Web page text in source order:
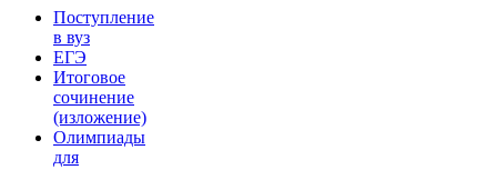
Поступление
в вуз
ЕГЭ
Итоговое
сочинение
(изложение)
Олимпиады
для